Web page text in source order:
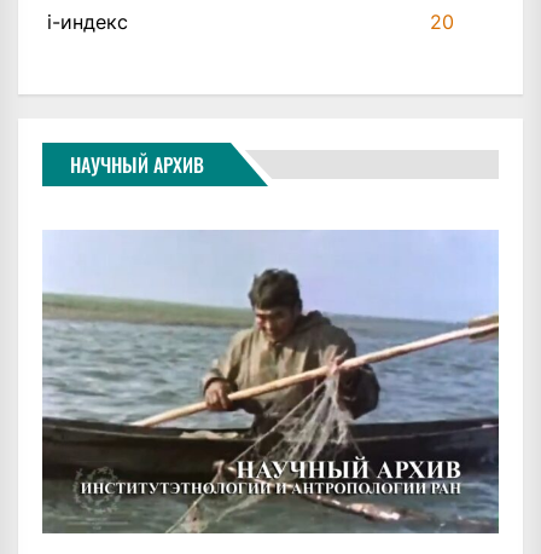
i-индекс
20
НАУЧНЫЙ АРХИВ